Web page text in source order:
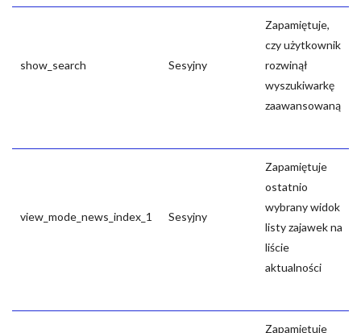
show_search Sesyjny
Zapamiętuje,
czy użytkownik
rozwinął
wyszukiwarkę
zaawansowaną
view_mode_news_index_1 Sesyjny
Zapamiętuje
ostatnio
wybrany widok
listy zajawek na
liście
aktualności
Zapamiętuje